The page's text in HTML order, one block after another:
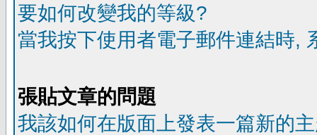
要如何改變我的等級?
當我按下使用者電子郵件連結時,
張貼文章的問題
我該如何在版面上發表一篇新的